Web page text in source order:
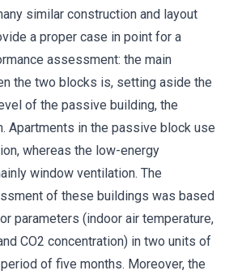
similar construction and layout
a proper case in point for a
assessment: the main
the two blocks is, setting aside the
of the passive building, the
Apartments in the passive block use
whereas the low-energy
window ventilation. The
of these buildings was based
parameters (indoor air temperature,
CO2 concentration) in two units of
of five months. Moreover, the